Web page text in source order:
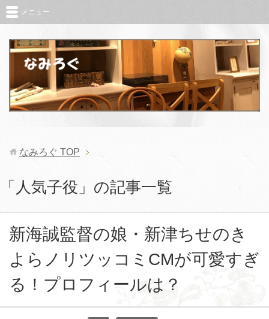
メニュー
なみろぐ TOP
「人気子役」の記事一覧
新海誠監督の娘・新津ちせのき
よらノリツッコミCMが可愛すぎ
る！プロフィールは？